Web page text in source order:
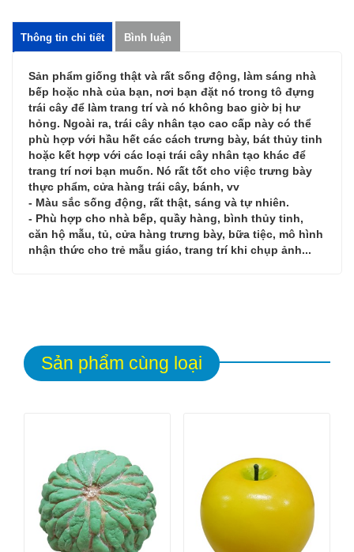
Thông tin chi tiết Bình luận
Sản phẩm giống thật và rất sống động, làm sáng nhà
bếp hoặc nhà của bạn, nơi bạn đặt nó trong tô đựng
trái cây để làm trang trí và nó không bao giờ bị hư
hỏng. Ngoài ra, trái cây nhân tạo cao cấp này có thể
phù hợp với hầu hết các cách trưng bày, bát thủy tinh
hoặc kết hợp với các loại trái cây nhân tạo khác để
trang trí nơi bạn muốn. Nó rất tốt cho việc trưng bày
thực phẩm, cửa hàng trái cây, bánh, vv
- Màu sắc sống động, rất thật, sáng và tự nhiên.
- Phù hợp cho nhà bếp, quầy hàng, bình thủy tinh,
căn hộ mẫu, tủ, cửa hàng trưng bày, bữa tiệc, mô hình
nhận thức cho trẻ mẫu giáo, trang trí khi chụp ảnh...
Sản phẩm cùng loại